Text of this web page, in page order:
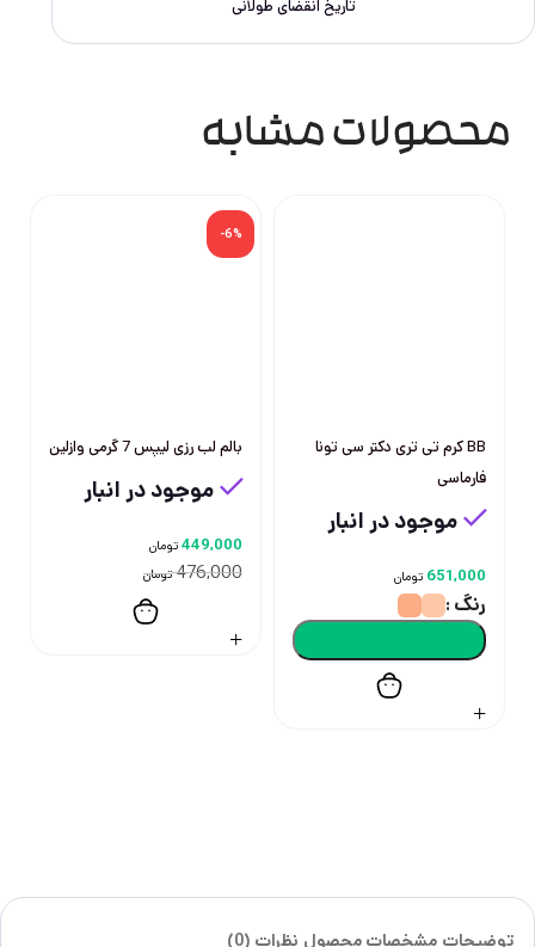
تاریخ انقضای طولانی
محصولات مشابه
BB کرم تی تری دکتر سی تونا
فارماسی
موجود در انبار
651,000 تومان
رنگ
-6%
بالم لب رزی لیپس 7 گرمی وازلین
موجود در انبار
476,000 تومان
449,000تومان
توضیحات مشخصات محصول نظرات (0)